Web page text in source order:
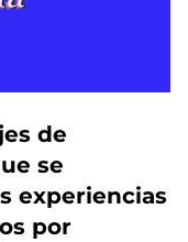
de
se
experiencias
por